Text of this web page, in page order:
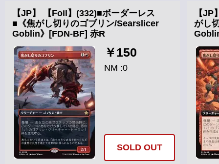
【JP】 【Foil】(332)■ボーダーレス
■《焦がし切りのゴブリン/Searslicer
Goblin》[FDN-BF] 赤R
￥150
NM :0
SOLD OUT
【
がし